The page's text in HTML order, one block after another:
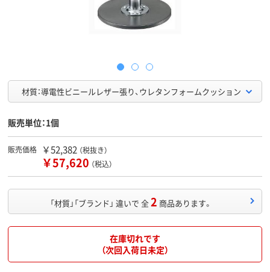
材質：導電性ビニールレザー張り、ウレタンフォームクッション
販売単位：1個
販売価格 ￥52,382 （税抜き）
￥57,620 （税込）
「材質」「ブランド」 違いで 全2 商品あります。
在庫切れです
（次回入荷日未定）